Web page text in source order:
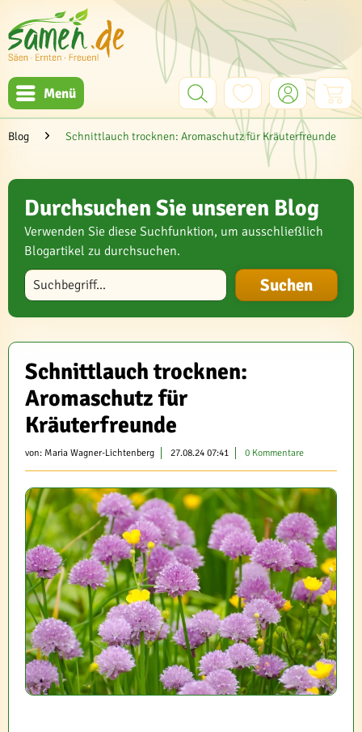
Menü
Blog Schnittlauch trocknen: Aromaschutz für Kräuterfreunde
Durchsuchen Sie unseren Blog
Verwenden Sie diese Suchfunktion, um ausschließlich
Blogartikel zu durchsuchen.
Blog durchsuchen
Schnittlauch trocknen:
Aromaschutz für
Kräuterfreunde
von: Maria Wagner-Lichtenberg 27.08.24 07:41 0 Kommentare